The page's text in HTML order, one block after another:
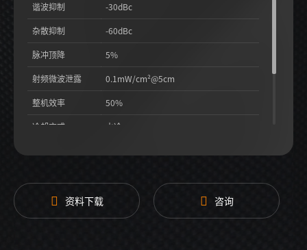
谐波抑制 -30dBc
杂散抑制 -60dBc
脉冲顶降 5%
射频微波泄露 0.1mW/cm²@5cm
整机效率 50%
冷却方式 水冷
资料下载 咨询